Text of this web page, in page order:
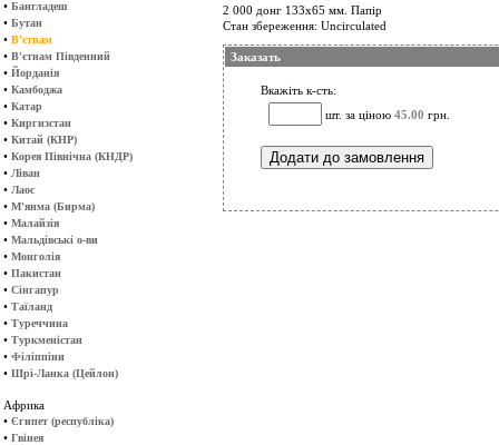
• Бангладеш
• Бутан
• В'єтнам
• В'єтнам Південний
• Йорданія
• Камбоджа
• Катар
• Киргизстан
• Китай (КНР)
• Корея Північна (КНДР)
• Ліван
• Лаос
• М'янма (Бирма)
• Малайзія
• Мальдівські о-ви
• Монголія
• Пакистан
• Сінгапур
• Таїланд
• Туреччина
• Туркменістан
• Філіппіни
• Шрі-Ланка (Цейлон)
Африка
• Єгипет (республіка)
• Гвінея
2 000 донг 133х65 мм. Папір
Стан збереження: Uncirculated
Заказать
Вкажіть к-сть:
шт. за ціною 45.00 грн.